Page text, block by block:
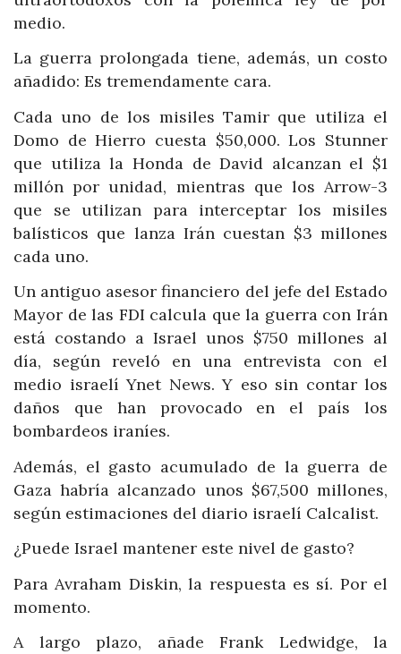
medio.
La guerra prolongada tiene, además, un costo
añadido: Es tremendamente cara.
Cada uno de los misiles Tamir que utiliza el
Domo de Hierro cuesta $50,000. Los Stunner
que utiliza la Honda de David alcanzan el $1
millón por unidad, mientras que los Arrow-3
que se utilizan para interceptar los misiles
balísticos que lanza Irán cuestan $3 millones
cada uno.
Un antiguo asesor financiero del jefe del Estado
Mayor de las FDI calcula que la guerra con Irán
está costando a Israel unos $750 millones al
día, según reveló en una entrevista con el
medio israelí Ynet News. Y eso sin contar los
daños que han provocado en el país los
bombardeos iraníes.
Además, el gasto acumulado de la guerra de
Gaza habría alcanzado unos $67,500 millones,
según estimaciones del diario israelí Calcalist.
¿Puede Israel mantener este nivel de gasto?
Para Avraham Diskin, la respuesta es sí. Por el
momento.
A largo plazo, añade Frank Ledwidge, la